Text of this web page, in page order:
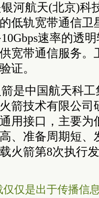
河航天(北京)科
低轨宽带通信卫
速率的透
宽带通信服务。
证。
是中国航天科
箭技术有限公司
用接口，主要为
、准备周期短、
火箭第8次执行
仅是出于传播信